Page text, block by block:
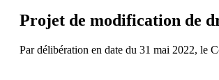
Projet de modification de
Par délibération en date du 31 mai 2022, le